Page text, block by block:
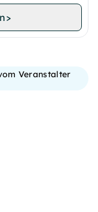
>
Veranstalter